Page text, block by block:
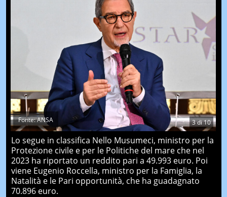
3di10
Fonte: ANSA
Lo segue in classifica Nello Musumeci, ministro per la
Protezione civile e per le Politiche del mare che nel
2023 ha riportato un reddito pari a 49.993 euro. Poi
viene Eugenio Roccella, ministro per la Famiglia, la
Natalità e le Pari opportunità, che ha guadagnato
70.896 euro.